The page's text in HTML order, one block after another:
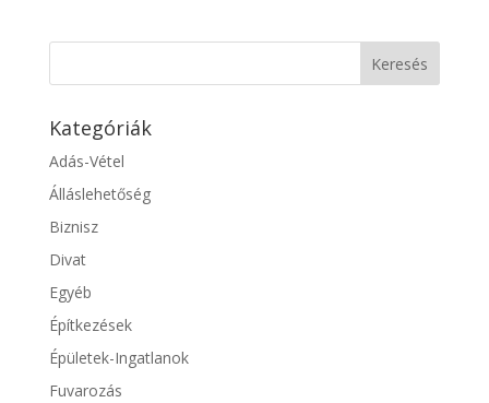
Kategóriák
Adás-Vétel
Álláslehetőség
Biznisz
Divat
Egyéb
Építkezések
Épületek-Ingatlanok
Fuvarozás